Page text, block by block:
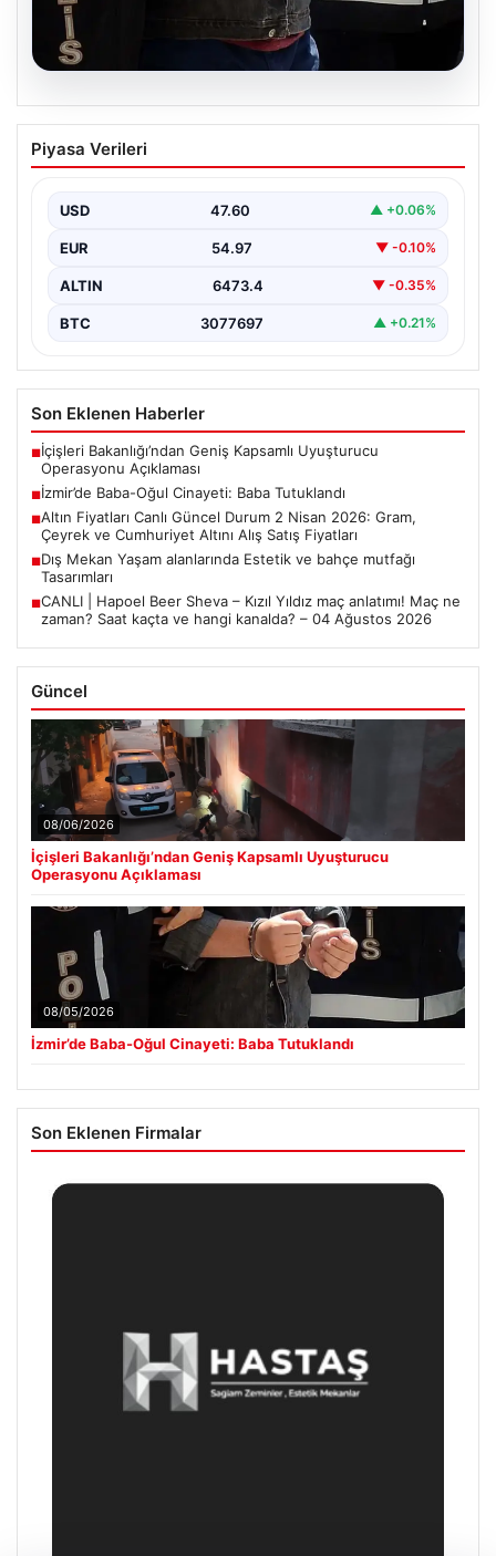
İzmir’de Baba-Oğul Cinayeti: Baba
Tutuklandı
67 yaşındaki Selçuk A., oğluna karşı çıkan…
Piyasa Verileri
USD 47.60 ▲ +0.06%
EUR 54.97 ▼ -0.10%
ALTIN 6473.4 ▼ -0.35%
BTC 3077697 ▲ +0.21%
Son Eklenen Haberler
■İçişleri Bakanlığı’ndan Geniş Kapsamlı Uyuşturucu
Operasyonu Açıklaması
■İzmir’de Baba-Oğul Cinayeti: Baba Tutuklandı
■Altın Fiyatları Canlı Güncel Durum 2 Nisan 2026: Gram,
Çeyrek ve Cumhuriyet Altını Alış Satış Fiyatları
■Dış Mekan Yaşam alanlarında Estetik ve bahçe mutfağı
Tasarımları
■CANLI | Hapoel Beer Sheva – Kızıl Yıldız maç anlatımı! Maç ne
zaman? Saat kaçta ve hangi kanalda? – 04 Ağustos 2026
Güncel
08/06/2026
İçişleri Bakanlığı’ndan Geniş Kapsamlı Uyuşturucu
Operasyonu Açıklaması
08/05/2026
İzmir’de Baba-Oğul Cinayeti: Baba Tutuklandı
Son Eklenen Firmalar